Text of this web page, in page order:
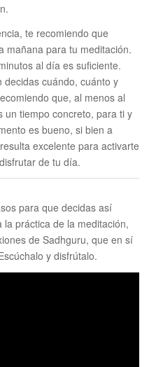
te recomiendo que
mañana para tu meditación.
al día es suficiente.
cuándo, cuánto y
que, al menos al
un tiempo concreto, para ti y
es bueno, si bien a
excelente para activarte
de tu día.
para que decidas así
práctica de la meditación,
de Sadhguru, que en sí
y disfrútalo.